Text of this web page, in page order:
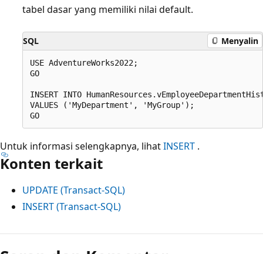
tabel dasar yang memiliki nilai default.
SQL Menyalin
USE AdventureWorks2022;
GO
INSERT INTO
VALUES ('MyDepartment', 'MyGroup');
Untuk informasi selengkapnya, lihatINSERT .
Konten terkait
UPDATE (Transact-SQL)
INSERT (Transact-SQL)
Mode
baca